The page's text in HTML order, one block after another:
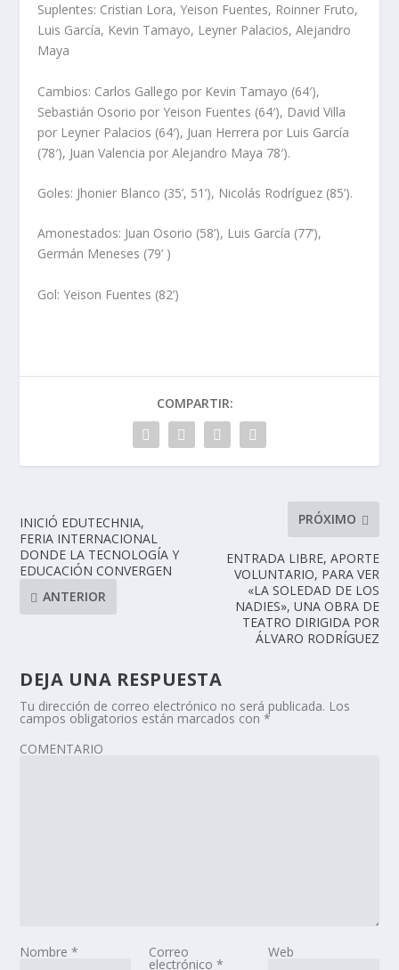
Suplentes: Cristian Lora, Yeison Fuentes, Roinner Fruto,
Luis García, Kevin Tamayo, Leyner Palacios, Alejandro
Maya
Cambios: Carlos Gallego por Kevin Tamayo (64′),
Sebastián Osorio por Yeison Fuentes (64′), David Villa
por Leyner Palacios (64′), Juan Herrera por Luis García
(78′), Juan Valencia por Alejandro Maya 78′).
Goles: Jhonier Blanco (35’, 51’), Nicolás Rodríguez (85’).
Amonestados: Juan Osorio (58’), Luis García (77’),
Germán Meneses (79’ )
Gol: Yeison Fuentes (82’)
COMPARTIR:
INICIÓ EDUTECHNIA,
FERIA INTERNACIONAL
DONDE LA TECNOLOGÍA Y
EDUCACIÓN CONVERGEN
ANTERIOR
PRÓXIMO
ENTRADA LIBRE, APORTE
VOLUNTARIO, PARA VER
«LA SOLEDAD DE LOS
NADIES», UNA OBRA DE
TEATRO DIRIGIDA POR
ÁLVARO RODRÍGUEZ
DEJA UNA RESPUESTA
Tu dirección de correo electrónico no será publicada. Los
campos obligatorios están marcados con*
COMENTARIO
Nombre* Correo
electrónico *
Web